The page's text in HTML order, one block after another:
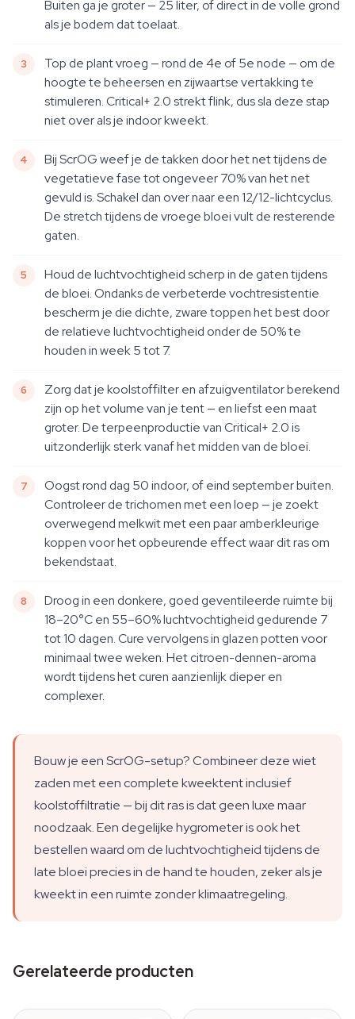
Buiten ga je groter — 25 liter, of direct in de volle grond
als je bodem dat toelaat.
Top de plant vroeg — rond de 4e of 5e node — om de
hoogte te beheersen en zijwaartse vertakking te
stimuleren. Critical+ 2.0 strekt flink, dus sla deze stap
niet over als je indoor kweekt.
Bij ScrOG weef je de takken door het net tijdens de
vegetatieve fase tot ongeveer 70% van het net
gevuld is. Schakel dan over naar een 12/12-lichtcyclus.
De stretch tijdens de vroege bloei vult de resterende
gaten.
Houd de luchtvochtigheid scherp in de gaten tijdens
de bloei. Ondanks de verbeterde vochtresistentie
bescherm je die dichte, zware toppen het best door
de relatieve luchtvochtigheid onder de 50% te
houden in week 5 tot 7.
Zorg dat je koolstoffilter en afzuigventilator berekend
zijn op het volume van je tent — en liefst een maat
groter. De terpeenproductie van Critical+ 2.0 is
uitzonderlijk sterk vanaf het midden van de bloei.
Oogst rond dag 50 indoor, of eind september buiten.
Controleer de trichomen met een loep — je zoekt
overwegend melkwit met een paar amberkleurige
koppen voor het opbeurende effect waar dit ras om
bekendstaat.
Droog in een donkere, goed geventileerde ruimte bij
18–20°C en 55–60% luchtvochtigheid gedurende 7
tot 10 dagen. Cure vervolgens in glazen potten voor
minimaal twee weken. Het citroen-dennen-aroma
wordt tijdens het curen aanzienlijk dieper en
complexer.
Bouw je een ScrOG-setup? Combineer deze wiet
zaden met een complete kweektent inclusief
koolstoffiltratie — bij dit ras is dat geen luxe maar
noodzaak. Een degelijke hygrometer is ook het
bestellen waard om de luchtvochtigheid tijdens de
late bloei precies in de hand te houden, zeker als je
kweekt in een ruimte zonder klimaatregeling.
Gerelateerde producten